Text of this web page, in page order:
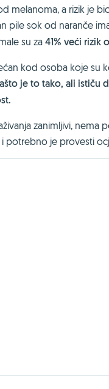
melanoma, a rizik je
pile sok od naranče
su za 41% veći rizik
kod osoba koje su
je to tako, ali ističu
zanimljivi,
potrebno je provesti